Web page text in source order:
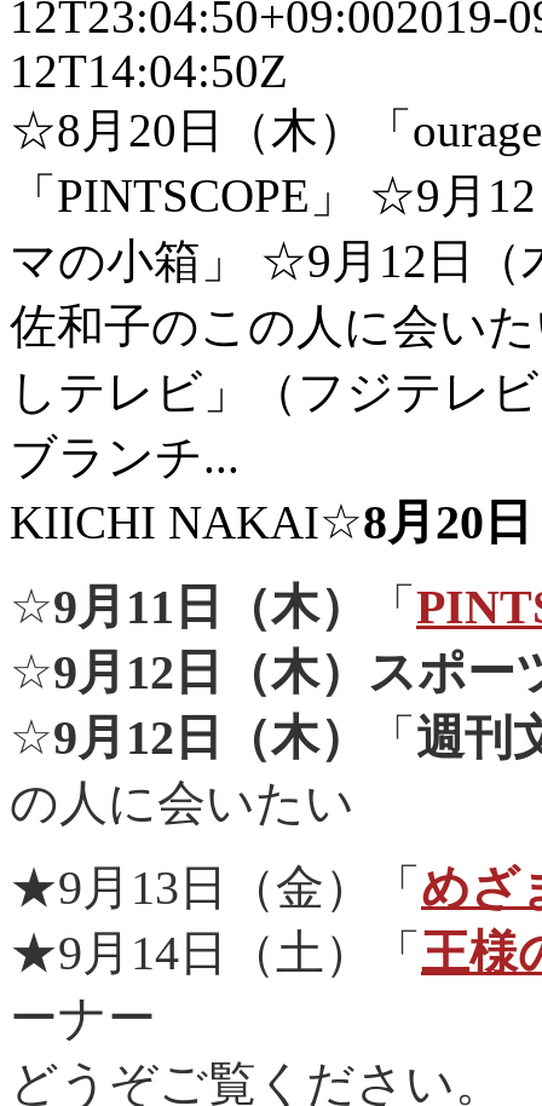
12T23:04:50+09:002019-
12T14:04:50Z
☆8月20日（木）「
「PINTSCOPE」 ☆9月
マの小箱」 ☆9月12日（
佐和子のこの人に会い
しテレビ」（フジテレ
ブランチ...
KIICHI NAKAI☆8月20
☆9月11日（木） 「
☆9月12日（木）スポー
☆9月12日（木） 「 週刊
の人に会いたい
★9月13日（金）「 めざ
★9月14日（土）「 王様
ーナー
どうぞご覧ください。